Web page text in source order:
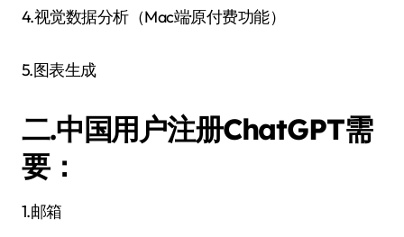
4.视觉数据分析（Mac端·原付费功能）
5.图表生成
二.中国用户注册ChatGPT需
要：
1.邮箱